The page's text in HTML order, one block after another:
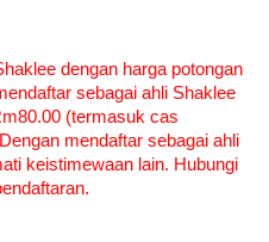
dengan harga potongan
sebagai ahli Shaklee
(termasuk cas
mendaftar sebagai ahli
keistimewaan lain. Hubungi